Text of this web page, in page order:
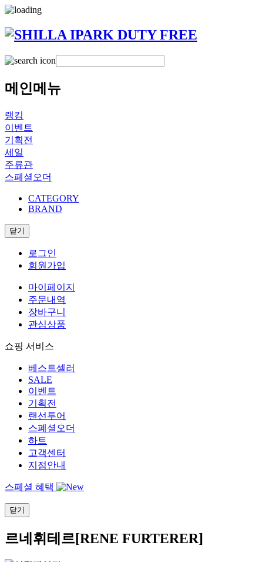
메인메뉴
랭킹
이벤트
기획전
세일
주류관
스페셜오더
CATEGORY
BRAND
닫기
로그인
회원가입
마이페이지
주문내역
장바구니
관심상품
쇼핑 서비스
베스트셀러
SALE
이벤트
기획전
랜선투어
스폐셜오더
하트
고객센터
지점안내
스페셜 혜택
닫기
르네휘테르[RENE FURTERER]